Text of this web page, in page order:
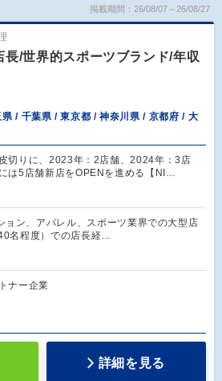
掲載期間：26/08/07～26/08/27
長/世界的スポーツブランド/年収
県 / 千葉県 / 東京都 / 神奈川県 / 京都府 / 大
切りに、2023年：2店舗、2024年：3店
は5店舗新店をOPENを進める【NI…
ョン、アパレル、スポーツ業界での大型店
名程度）での店長経…
ナー企業
詳細を見る